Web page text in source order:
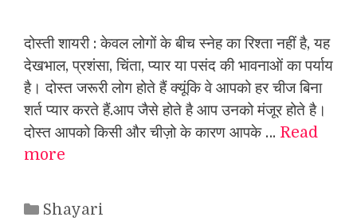
दोस्ती शायरी : केवल लोगों के बीच स्नेह का रिश्ता नहीं है, यह
देखभाल, प्रशंसा, चिंता, प्यार या पसंद की भावनाओं का पर्याय
है। दोस्त जरूरी लोग होते हैं क्यूंकि वे आपको हर चीज बिना
शर्त प्यार करते हैं.आप जैसे होते है आप उनको मंजूर होते है।
दोस्त आपको किसी और चीज़ो के कारण आपके … Read
more
Categories
Shayari